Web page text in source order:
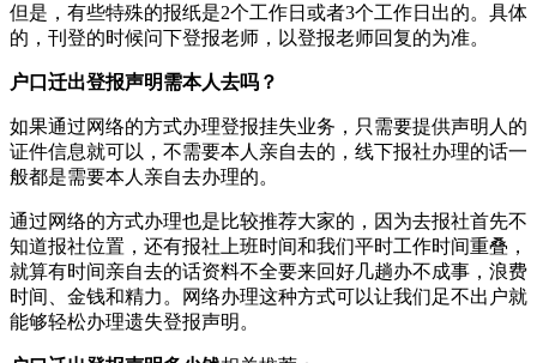
但是，有些特殊的报纸是2个工作日或者3个工作日出的。具体
的，刊登的时候问下登报老师，以登报老师回复的为准。
户口迁出登报声明需本人去吗？
如果通过网络的方式办理登报挂失业务，只需要提供声明人的
证件信息就可以，不需要本人亲自去的，线下报社办理的话一
般都是需要本人亲自去办理的。
通过网络的方式办理也是比较推荐大家的，因为去报社首先不
知道报社位置，还有报社上班时间和我们平时工作时间重叠，
就算有时间亲自去的话资料不全要来回好几趟办不成事，浪费
时间、金钱和精力。网络办理这种方式可以让我们足不出户就
能够轻松办理遗失登报声明。